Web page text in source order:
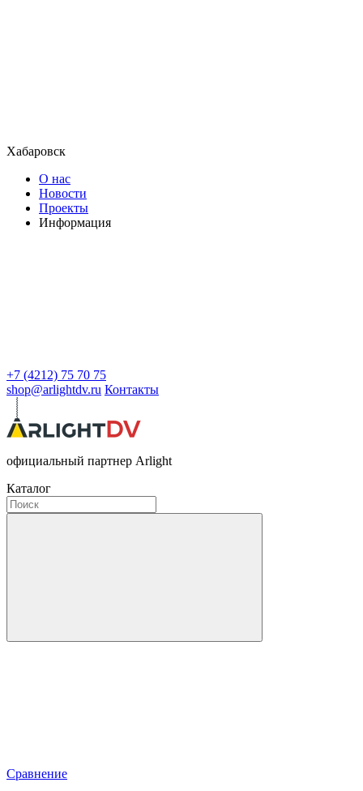
Хабаровск
О нас
Новости
Проекты
Информация
+7 (4212) 75 70 75
shop@arlightdv.ru Контакты
официальный партнер Arlight
Каталог
Сравнение